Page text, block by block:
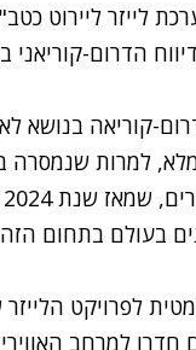
לייזר ליירוט
הדרום-קוריאני
קוריאה בנושא
למרות
בעולם בתחום
חדרו למרחב